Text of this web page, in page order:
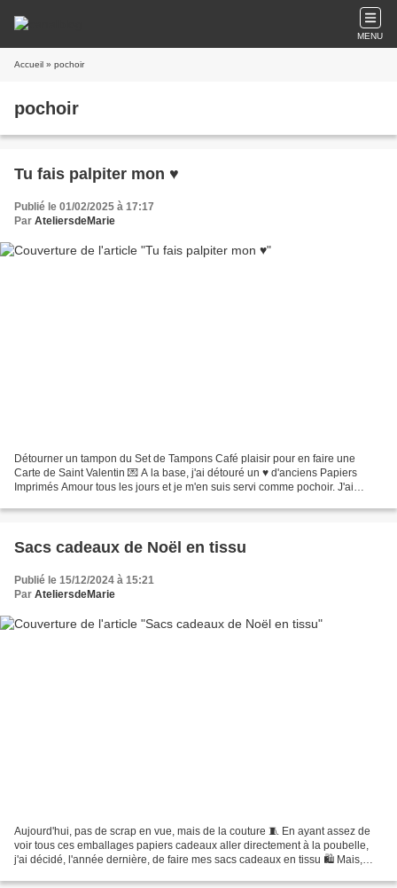
MENU
Accueil » pochoir
pochoir
Tu fais palpiter mon ♥️
Publié le 01/02/2025 à 17:17
Par AteliersdeMarie
Détourner un tampon du Set de Tampons Café plaisir pour en faire une
Carte de Saint Valentin 💌 A la base, j'ai détouré un ♥️ d'anciens Papiers
Imprimés Amour tous les jours et je m'en suis servi comme pochoir. J'ai
Sacs cadeaux de Noël en tissu
Publié le 15/12/2024 à 15:21
Par AteliersdeMarie
Aujourd'hui, pas de scrap en vue, mais de la couture 🧵 En ayant assez de
voir tous ces emballages papiers cadeaux aller directement à la poubelle,
j'ai décidé, l'année dernière, de faire mes sacs cadeaux en tissu 🛍️ Mais,